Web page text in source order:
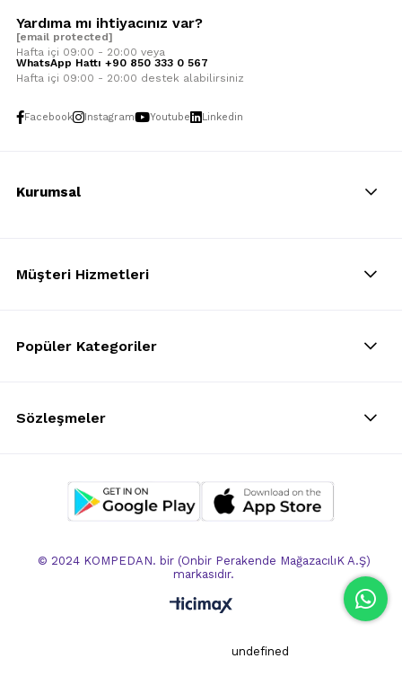
Yardıma mı ihtiyacınız var?
[email protected]
Hafta içi 09:00 - 20:00 veya
WhatsApp Hattı +90 850 333 0 567
Hafta içi 09:00 - 20:00 destek alabilirsiniz
Facebook Instagram Youtube Linkedin
Kurumsal
Müşteri Hizmetleri
Popüler Kategoriler
Sözleşmeler
© 2024 KOMPEDAN. bir (Onbir Perakende MağazacılıK A.Ş)
markasıdır.
undefined